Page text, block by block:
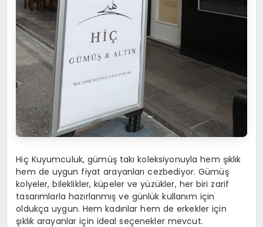
Hiç Kuyumculuk, gümüş takı koleksiyonuyla hem şıklık
hem de uygun fiyat arayanları cezbediyor. Gümüş
kolyeler, bileklikler, küpeler ve yüzükler, her biri zarif
tasarımlarla hazırlanmış ve günlük kullanım için
oldukça uygun. Hem kadınlar hem de erkekler için
şıklık arayanlar için ideal seçenekler mevcut.